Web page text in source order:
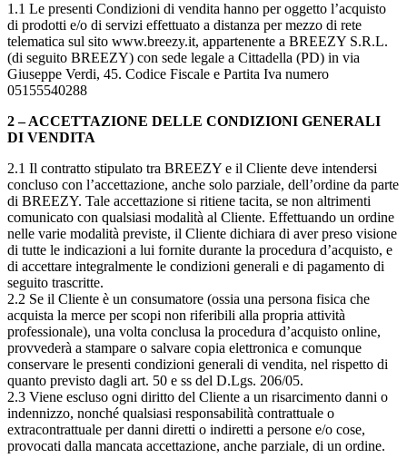
1.1 Le presenti Condizioni di vendita hanno per oggetto l’acquisto
di prodotti e/o di servizi effettuato a distanza per mezzo di rete
telematica sul sito www.breezy.it, appartenente a BREEZY S.R.L.
(di seguito BREEZY) con sede legale a Cittadella (PD) in via
Giuseppe Verdi, 45. Codice Fiscale e Partita Iva numero
05155540288
2 – ACCETTAZIONE DELLE CONDIZIONI GENERALI
DI VENDITA
2.1 Il contratto stipulato tra BREEZY e il Cliente deve intendersi
concluso con l’accettazione, anche solo parziale, dell’ordine da parte
di BREEZY. Tale accettazione si ritiene tacita, se non altrimenti
comunicato con qualsiasi modalità al Cliente. Effettuando un ordine
nelle varie modalità previste, il Cliente dichiara di aver preso visione
di tutte le indicazioni a lui fornite durante la procedura d’acquisto, e
di accettare integralmente le condizioni generali e di pagamento di
seguito trascritte.
2.2 Se il Cliente è un consumatore (ossia una persona fisica che
acquista la merce per scopi non riferibili alla propria attività
professionale), una volta conclusa la procedura d’acquisto online,
provvederà a stampare o salvare copia elettronica e comunque
conservare le presenti condizioni generali di vendita, nel rispetto di
quanto previsto dagli art. 50 e ss del D.Lgs. 206/05.
2.3 Viene escluso ogni diritto del Cliente a un risarcimento danni o
indennizzo, nonché qualsiasi responsabilità contrattuale o
extracontrattuale per danni diretti o indiretti a persone e/o cose,
provocati dalla mancata accettazione, anche parziale, di un ordine.